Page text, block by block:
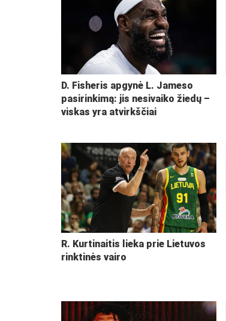
D. Fisheris apgynė L. Jameso
pasirinkimą: jis nesivaiko žiedų –
viskas yra atvirkščiai
R. Kurtinaitis lieka prie Lietuvos
rinktinės vairo